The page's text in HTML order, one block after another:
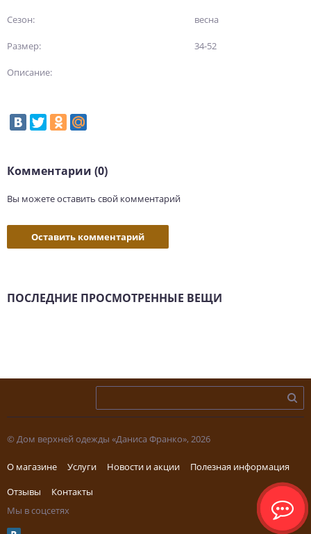
Сезон: весна
Размер: 34-52
Описание:
Комментарии (0)
Вы можете оставить свой комментарий
Оставить комментарий
ПОСЛЕДНИЕ ПРОСМОТРЕННЫЕ ВЕЩИ
© Дом верхней одежды «Даниса Франко», 2026
О магазине Услуги Новости и акции
Полезная информация
Отзывы
Контакты
Мы в соцсетях